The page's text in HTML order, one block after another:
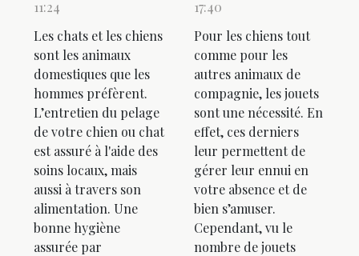
11:24
Les chats et les chiens
sont les animaux
domestiques que les
hommes préfèrent.
L’entretien du pelage
de votre chien ou chat
est assuré à l'aide des
soins locaux, mais
aussi à travers son
alimentation. Une
bonne hygiène
assurée par
17:40
Pour les chiens tout
comme pour les
autres animaux de
compagnie, les jouets
sont une nécessité. En
effet, ces derniers
leur permettent de
gérer leur ennui en
votre absence et de
bien s’amuser.
Cependant, vu le
nombre de jouets